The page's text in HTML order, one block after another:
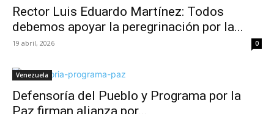
Rector Luis Eduardo Martínez: Todos
debemos apoyar la peregrinación por la...
19 abril, 2026 0
Venezuela
Defensoría del Pueblo y Programa por la